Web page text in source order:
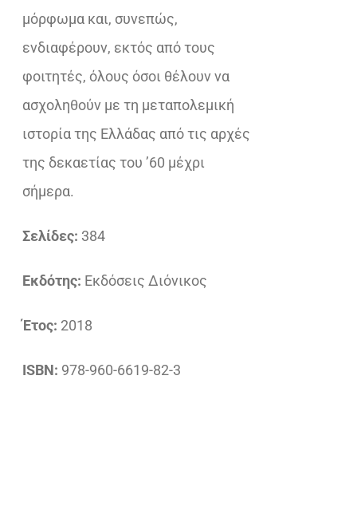
μόρφωμα και, συνεπώς,
ενδιαφέρουν, εκτός από τους
φοιτητές, όλους όσοι θέλουν να
ασχοληθούν με τη μεταπολεμική
ιστορία της Ελλάδας από τις αρχές
της δεκαετίας του ’60 μέχρι
σήμερα.
Σελίδες: 384
Εκδότης: Εκδόσεις Διόνικος
Έτος: 2018
ISBN: 978-960-6619-82-3